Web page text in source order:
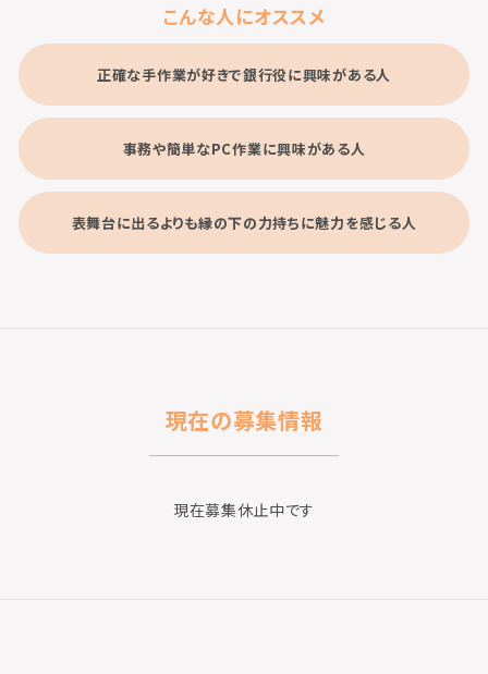
こんな人にオススメ
正確な手作業が好きで銀行役に興味がある人
事務や簡単なPC作業に興味がある人
表舞台に出るよりも縁の下の力持ちに魅力を感じる人
現在の募集情報
現在募集休止中です